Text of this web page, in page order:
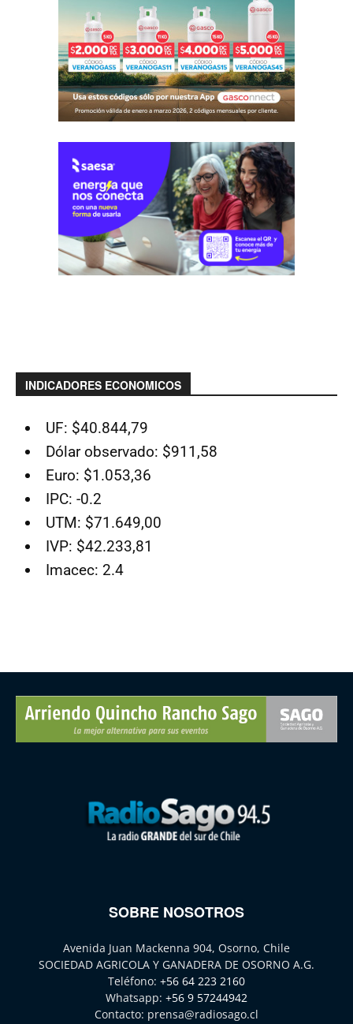
INDICADORES ECONOMICOS
UF: $40.844,79
Dólar observado: $911,58
Euro: $1.053,36
IPC: -0.2
UTM: $71.649,00
IVP: $42.233,81
Imacec: 2.4
SOBRE NOSOTROS
Avenida Juan Mackenna 904, Osorno, Chile
SOCIEDAD AGRICOLA Y GANADERA DE OSORNO A.G.
Teléfono: +56 64 223 2160
Whatsapp: +56 9 57244942
Contacto: prensa@radiosago.cl